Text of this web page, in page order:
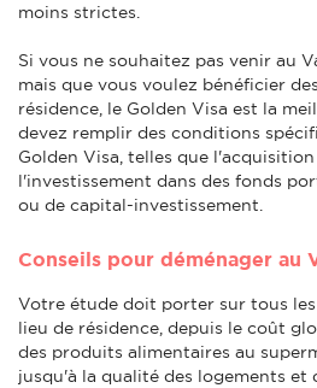
moins strictes.
Si vous ne souhaitez pas venir au
mais que vous voulez bénéficier
résidence, le Golden Visa est la
devez remplir des conditions
Golden Visa, telles que
l'investissement dans des fonds
ou de capital-investissement.
Conseils pour déménager au
Votre étude doit porter sur tous
lieu de résidence, depuis le coût
des produits alimentaires au
jusqu'à la qualité des logements et